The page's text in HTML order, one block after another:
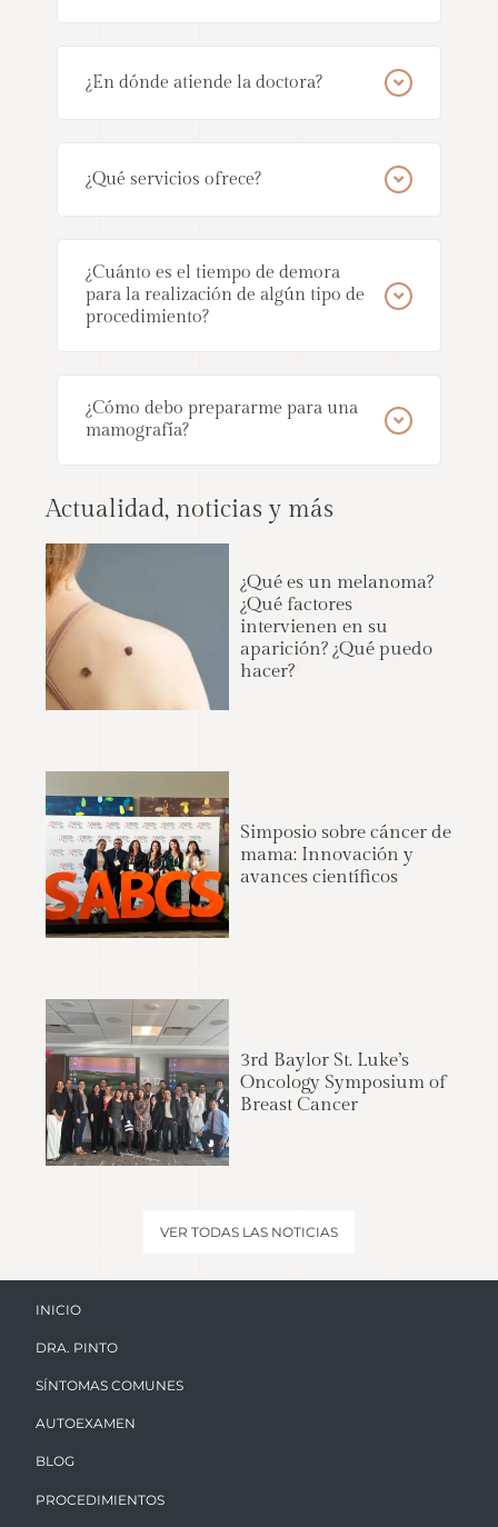
¿En dónde atiende la doctora?
¿Qué servicios ofrece?
¿Cuánto es el tiempo de demora
para la realización de algún tipo de
procedimiento?
¿Cómo debo prepararme para una
mamografía?
Actualidad, noticias y más
¿Qué es un melanoma?
¿Qué factores
intervienen en su
aparición? ¿Qué puedo
hacer?
Simposio sobre cáncer de
mama: Innovación y
avances científicos
3rd Baylor St. Luke’s
Oncology Symposium of
Breast Cancer
VER TODAS LAS NOTICIAS
INICIO
DRA. PINTO
SÍNTOMAS COMUNES
AUTOEXAMEN
BLOG
PROCEDIMIENTOS